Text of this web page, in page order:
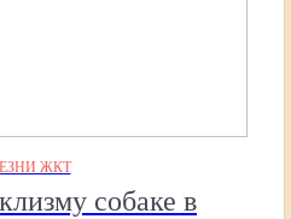
ЖКТ
собаке в